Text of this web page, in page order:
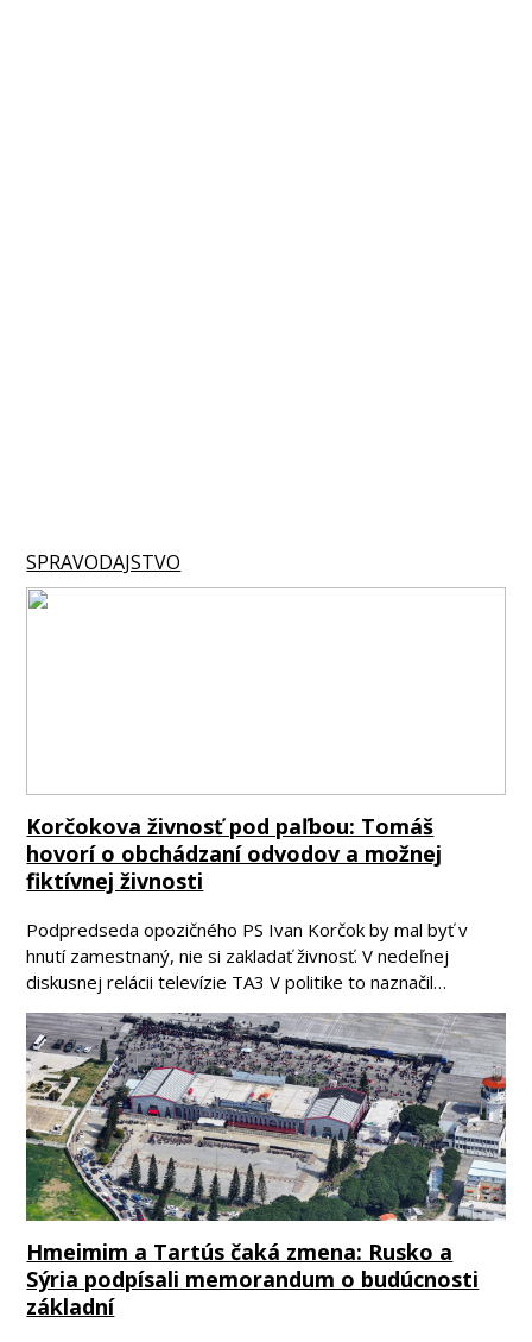
SPRAVODAJSTVO
Korčokova živnosť pod paľbou: Tomáš
hovorí o obchádzaní odvodov a možnej
fiktívnej živnosti
Podpredseda opozičného PS Ivan Korčok by mal byť v
hnutí zamestnaný, nie si zakladať živnosť. V nedeľnej
diskusnej relácii televízie TA3 V politike to naznačil…
Hmeimim a Tartús čaká zmena: Rusko a
Sýria podpísali memorandum o budúcnosti
základní